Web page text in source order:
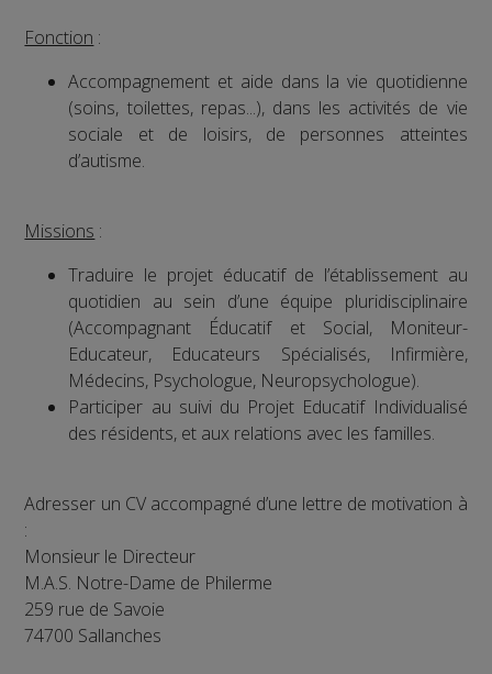
Fonction :
Accompagnement et aide dans la vie quotidienne
(soins, toilettes, repas...), dans les activités de vie
sociale et de loisirs, de personnes atteintes
d’autisme.
Missions :
Traduire le projet éducatif de l’établissement au
quotidien au sein d’une équipe pluridisciplinaire
(Accompagnant Éducatif et Social, Moniteur-
Educateur, Educateurs Spécialisés, Infirmière,
Médecins, Psychologue, Neuropsychologue).
Participer au suivi du Projet Educatif Individualisé
des résidents, et aux relations avec les familles.
Adresser un CV accompagné d’une lettre de motivation à
:
Monsieur le Directeur
M.A.S. Notre-Dame de Philerme
259 rue de Savoie
74700 Sallanches